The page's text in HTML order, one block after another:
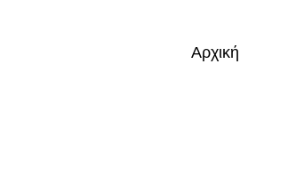
Αρχική